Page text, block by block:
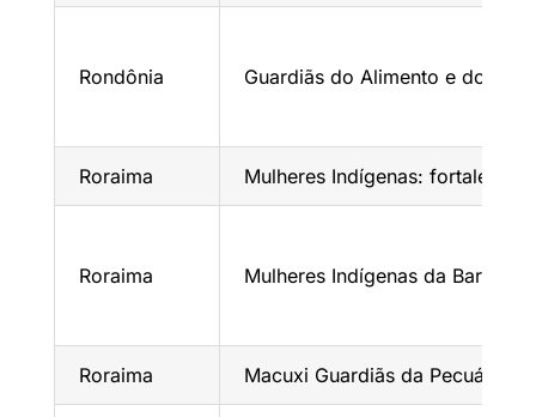
Rondônia Guardiãs do Alimento e do
Roraima Mulheres Indígenas:
Roraima Mulheres Indígenas da Barata:
Roraima Macuxi Guardiãs da Pecuária